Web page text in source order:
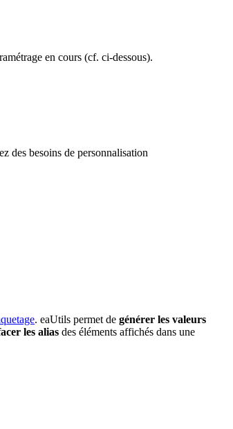
en cours (cf. ci-dessous).
des besoins de personnalisation
. eaUtils permet de générer les valeurs
les alias des éléments affichés dans une